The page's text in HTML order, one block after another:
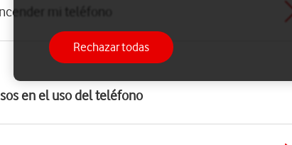
mi teléfono
en el uso del teléfono
Rechazar todas